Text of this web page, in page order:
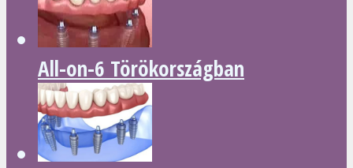
All-on-6 Törökországban